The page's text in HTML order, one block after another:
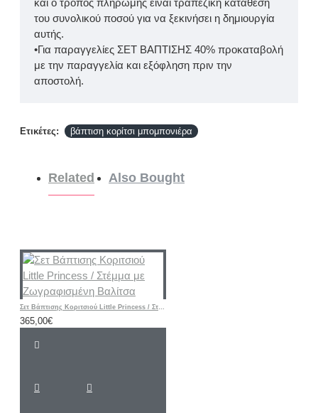
και ο τρόπος πληρωμής είναι τραπεζική κατάθεση
του συνολικού ποσού για να ξεκινήσει η δημιουργία
αυτής.
•Για παραγγελίες ΣΕΤ ΒΑΠΤΙΣΗΣ 40% προκαταβολή
με την παραγγελία και εξόφληση πριν την
αποστολή.
Ετικέτες: βάπτιση κορίτσι μπομπονιέρα
Related Also Bought
Σετ Βάπτισης Κοριτσιού Little Princess / Στέμμα με Ζωγραφισμένη Βαλίτσα
365,00€